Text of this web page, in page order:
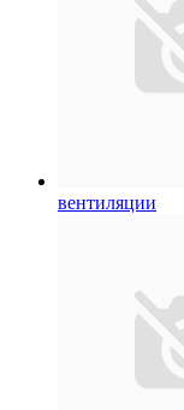
вентиляции